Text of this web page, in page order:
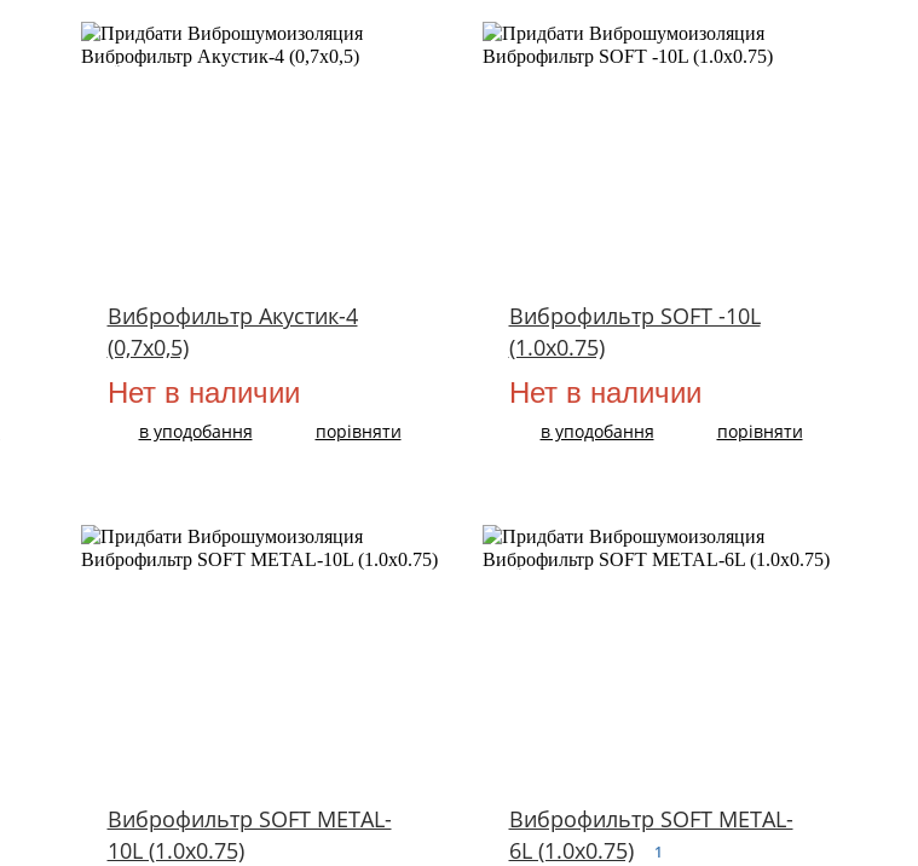
ХIТ!
Виброфильтр Акустик-4
(0,7х0,5)
Нет в наличии
в уподобання порівняти
Виброфильтр SOFT -10L
(1.0х0.75)
Нет в наличии
в уподобання порівняти
Виброфильтр SOFT METAL-
10L (1.0х0.75)
ХIТ!
Виброфильтр SOFT METAL-
6L (1.0х0.75)
1